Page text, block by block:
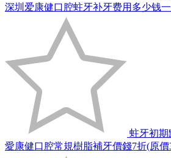
深圳爱康健口腔蛀牙补牙费用多少钱
蛀牙初期
愛康健口腔常規樹脂補牙價錢7折(原價